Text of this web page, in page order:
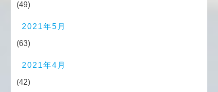
(49)
2021年5月
(63)
2021年4月
(42)